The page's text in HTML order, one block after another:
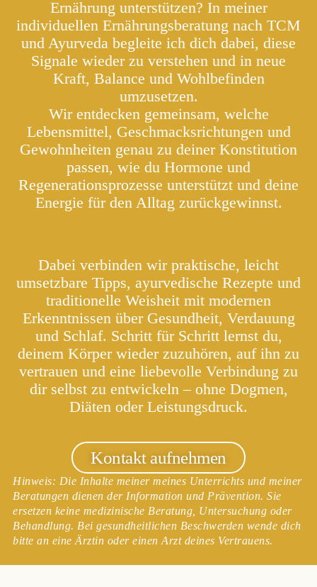
Ernährung unterstützen? In meiner
individuellen Ernährungsberatung nach TCM
und Ayurveda begleite ich dich dabei, diese
Signale wieder zu verstehen und in neue
Kraft, Balance und Wohlbefinden
umzusetzen.
Wir entdecken gemeinsam, welche
Lebensmittel, Geschmacksrichtungen und
Gewohnheiten genau zu deiner Konstitution
passen, wie du Hormone und
Regenerationsprozesse unterstützt und deine
Energie für den Alltag zurückgewinnst.
Dabei verbinden wir praktische, leicht
umsetzbare Tipps, ayurvedische Rezepte und
traditionelle Weisheit mit modernen
Erkenntnissen über Gesundheit, Verdauung
und Schlaf. Schritt für Schritt lernst du,
deinem Körper wieder zuzuhören, auf ihn zu
vertrauen und eine liebevolle Verbindung zu
dir selbst zu entwickeln – ohne Dogmen,
Diäten oder Leistungsdruck.
Kontakt aufnehmen
Hinweis: Die Inhalte meiner meines Unterrichts und meiner
Beratungen dienen der Information und Prävention. Sie
ersetzen keine medizinische Beratung, Untersuchung oder
Behandlung. Bei gesundheitlichen Beschwerden wende dich
bitte an eine Ärztin oder einen Arzt deines Vertrauens.